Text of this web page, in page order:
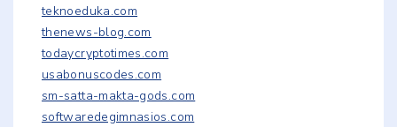
teknoeduka.com
thenews-blog.com
todaycryptotimes.com
usabonuscodes.com
sm-satta-makta-gods.com
softwaredegimnasios.com